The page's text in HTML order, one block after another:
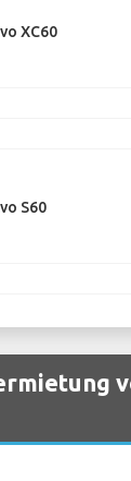
XC60
S60